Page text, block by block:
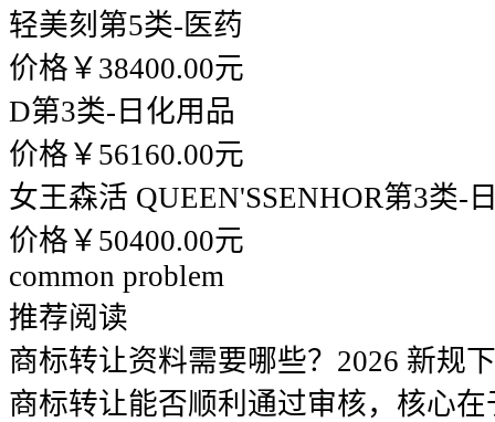
轻美刻 第5类-医药
价格￥38400.00元
D第3类-日化用品
价格￥56160.00元
女王森活 QUEEN'SSENHOR第3类-
价格￥50400.00元
common problem
推荐阅读
商标转让资料需要哪些？2026 新规
商标转让能否顺利通过审核，核心